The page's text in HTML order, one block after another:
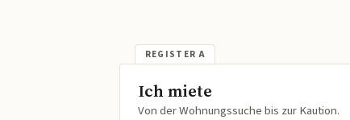
Ich miete
Von der Wohnungssuche bis zur Kaution.